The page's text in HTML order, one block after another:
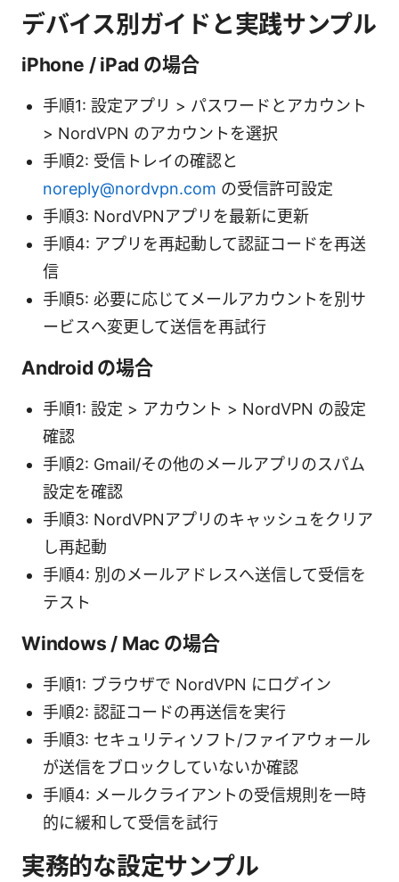
デバイス別ガイドと実践サンプル
iPhone / iPad の場合
手順1: 設定アプリ > パスワードとアカウント
> NordVPN のアカウントを選択
手順2: 受信トレイの確認と
noreply@nordvpn.com の受信許可設定
手順3: NordVPNアプリを最新に更新
手順4: アプリを再起動して認証コードを再送
信
手順5: 必要に応じてメールアカウントを別サ
ービスへ変更して送信を再試行
Android の場合
手順1: 設定 > アカウント > NordVPN の設定
確認
手順2: Gmail/その他のメールアプリのスパム
設定を確認
手順3: NordVPNアプリのキャッシュをクリア
し再起動
手順4: 別のメールアドレスへ送信して受信を
テスト
Windows / Mac の場合
手順1: ブラウザで NordVPN にログイン
手順2: 認証コードの再送信を実行
手順3: セキュリティソフト/ファイアウォール
が送信をブロックしていないか確認
手順4: メールクライアントの受信規則を一時
的に緩和して受信を試行
実務的な設定サンプル